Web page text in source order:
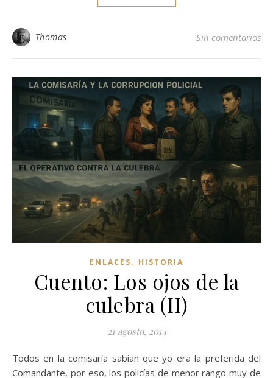
Thomas Sin comentarios
ENLACES, HISTORIA
Cuento: Los ojos de la
culebra (II)
21 agosto, 2014
Todos en la comisaría sabían que yo era la preferida del
Comandante, por eso, los policías de menor rango muy de